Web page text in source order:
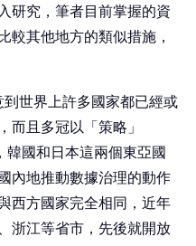
研究，筆者目前掌握的資
較其他地方的類似措施，
世界上許多國家都已經或
而且多冠以「策略」
韓國和日本這兩個東亞國
內地推動數據治理的動作
西方國家完全相同，近年
浙江等省市，先後就開放